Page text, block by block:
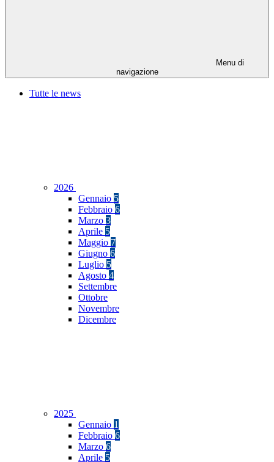
Menu di
navigazione
Tutte le news
2026
Gennaio 5
Febbraio 6
Marzo 3
Aprile 5
Maggio 7
Giugno 6
Luglio 5
Agosto 4
Settembre
Ottobre
Novembre
Dicembre
2025
Gennaio 1
Febbraio 6
Marzo 6
Aprile 5